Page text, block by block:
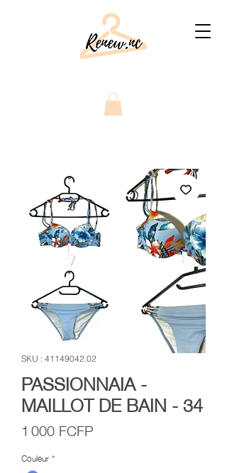
SKU : 41149042.02
PASSIONNAIA -
MAILLOT DE BAIN - 34
1 000 FCFP
Couleur*